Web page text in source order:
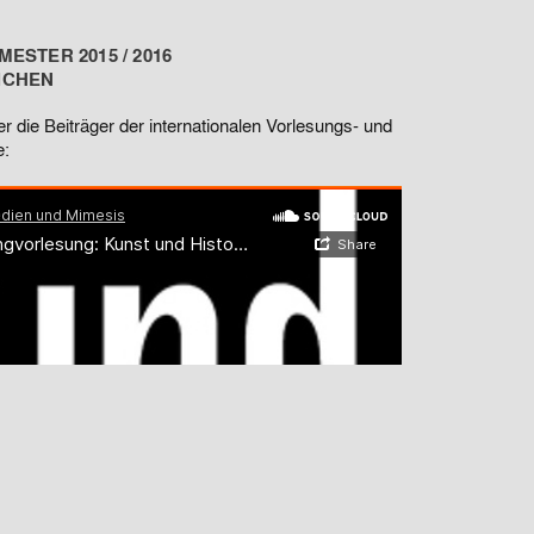
2015 / 2016
die Beiträger der internationalen Vorlesungs- und